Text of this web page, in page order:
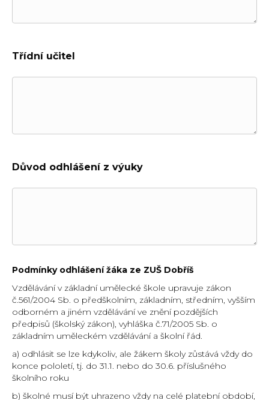
Třídní učitel
Důvod odhlášení z výuky
Podmínky odhlášení žáka ze ZUŠ Dobříš
Vzdělávání v základní umělecké škole upravuje zákon
č.561/2004 Sb. o předškolním, základním, středním, vyšším
odborném a jiném vzdělávání ve znění pozdějších
předpisů (školský zákon), vyhláška č.71/2005 Sb. o
základním uměleckém vzdělávání a školní řád.
a) odhlásit se lze kdykoliv, ale žákem školy zůstává vždy do
konce pololetí, tj. do 31.1. nebo do 30.6. příslušného
školního roku
b) školné musí být uhrazeno vždy na celé platební období,